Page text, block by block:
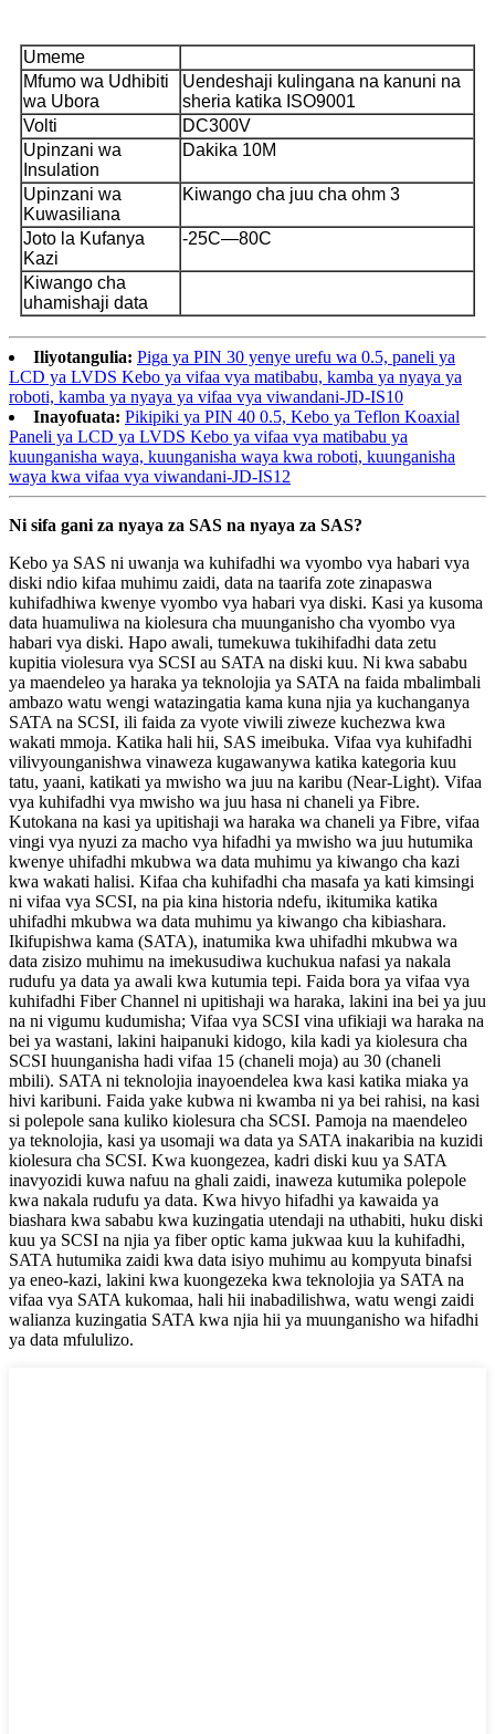
Umeme
Mfumo wa Udhibiti
wa Ubora
Uendeshaji kulingana na kanuni na
sheria katika ISO9001
Volti
DC300V
Upinzani wa
Insulation
Dakika 10M
Upinzani wa
Kuwasiliana
Kiwango cha juu cha ohm 3
Joto la Kufanya
Kazi
-25C—80C
Kiwango cha
uhamishaji data
Iliyotangulia: Piga ya PIN 30 yenye urefu wa 0.5, paneli ya
LCD ya LVDS Kebo ya vifaa vya matibabu, kamba ya nyaya ya
roboti, kamba ya nyaya ya vifaa vya viwandani-JD-IS10
Inayofuata: Pikipiki ya PIN 40 0.5, Kebo ya Teflon Koaxial
Paneli ya LCD ya LVDS Kebo ya vifaa vya matibabu ya
kuunganisha waya, kuunganisha waya kwa roboti, kuunganisha
waya kwa vifaa vya viwandani-JD-IS12
Ni sifa gani za nyaya za SAS na nyaya za SAS?
Kebo ya SAS ni uwanja wa kuhifadhi wa vyombo vya habari vya
diski ndio kifaa muhimu zaidi, data na taarifa zote zinapaswa
kuhifadhiwa kwenye vyombo vya habari vya diski. Kasi ya kusoma
data huamuliwa na kiolesura cha muunganisho cha vyombo vya
habari vya diski. Hapo awali, tumekuwa tukihifadhi data zetu
kupitia violesura vya SCSI au SATA na diski kuu. Ni kwa sababu
ya maendeleo ya haraka ya teknolojia ya SATA na faida mbalimbali
ambazo watu wengi watazingatia kama kuna njia ya kuchanganya
SATA na SCSI, ili faida za vyote viwili ziweze kuchezwa kwa
wakati mmoja. Katika hali hii, SAS imeibuka. Vifaa vya kuhifadhi
vilivyounganishwa vinaweza kugawanywa katika kategoria kuu
tatu, yaani, katikati ya mwisho wa juu na karibu (Near-Light). Vifaa
vya kuhifadhi vya mwisho wa juu hasa ni chaneli ya Fibre.
Kutokana na kasi ya upitishaji wa haraka wa chaneli ya Fibre, vifaa
vingi vya nyuzi za macho vya hifadhi ya mwisho wa juu hutumika
kwenye uhifadhi mkubwa wa data muhimu ya kiwango cha kazi
kwa wakati halisi. Kifaa cha kuhifadhi cha masafa ya kati kimsingi
ni vifaa vya SCSI, na pia kina historia ndefu, ikitumika katika
uhifadhi mkubwa wa data muhimu ya kiwango cha kibiashara.
Ikifupishwa kama (SATA), inatumika kwa uhifadhi mkubwa wa
data zisizo muhimu na imekusudiwa kuchukua nafasi ya nakala
rudufu ya data ya awali kwa kutumia tepi. Faida bora ya vifaa vya
kuhifadhi Fiber Channel ni upitishaji wa haraka, lakini ina bei ya juu
na ni vigumu kudumisha; Vifaa vya SCSI vina ufikiaji wa haraka na
bei ya wastani, lakini haipanuki kidogo, kila kadi ya kiolesura cha
SCSI huunganisha hadi vifaa 15 (chaneli moja) au 30 (chaneli
mbili). SATA ni teknolojia inayoendelea kwa kasi katika miaka ya
hivi karibuni. Faida yake kubwa ni kwamba ni ya bei rahisi, na kasi
si polepole sana kuliko kiolesura cha SCSI. Pamoja na maendeleo
ya teknolojia, kasi ya usomaji wa data ya SATA inakaribia na kuzidi
kiolesura cha SCSI. Kwa kuongezea, kadri diski kuu ya SATA
inavyozidi kuwa nafuu na ghali zaidi, inaweza kutumika polepole
kwa nakala rudufu ya data. Kwa hivyo hifadhi ya kawaida ya
biashara kwa sababu kwa kuzingatia utendaji na uthabiti, huku diski
kuu ya SCSI na njia ya fiber optic kama jukwaa kuu la kuhifadhi,
SATA hutumika zaidi kwa data isiyo muhimu au kompyuta binafsi
ya eneo-kazi, lakini kwa kuongezeka kwa teknolojia ya SATA na
vifaa vya SATA kukomaa, hali hii inabadilishwa, watu wengi zaidi
walianza kuzingatia SATA kwa njia hii ya muunganisho wa hifadhi
ya data mfululizo.